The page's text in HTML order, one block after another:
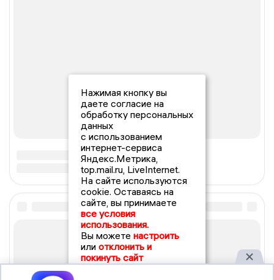
Нажимая кнопку вы
даете согласие на
обработку персональных
данных
с использованием
интернет-сервиса
Яндекс.Метрика,
top.mail.ru, LiveInternet.
На сайте используются
cookie. Оставаясь на
сайте, вы принимаете
все условия
использования.
Вы можете настроить
или отклонить и
покинуть сайт